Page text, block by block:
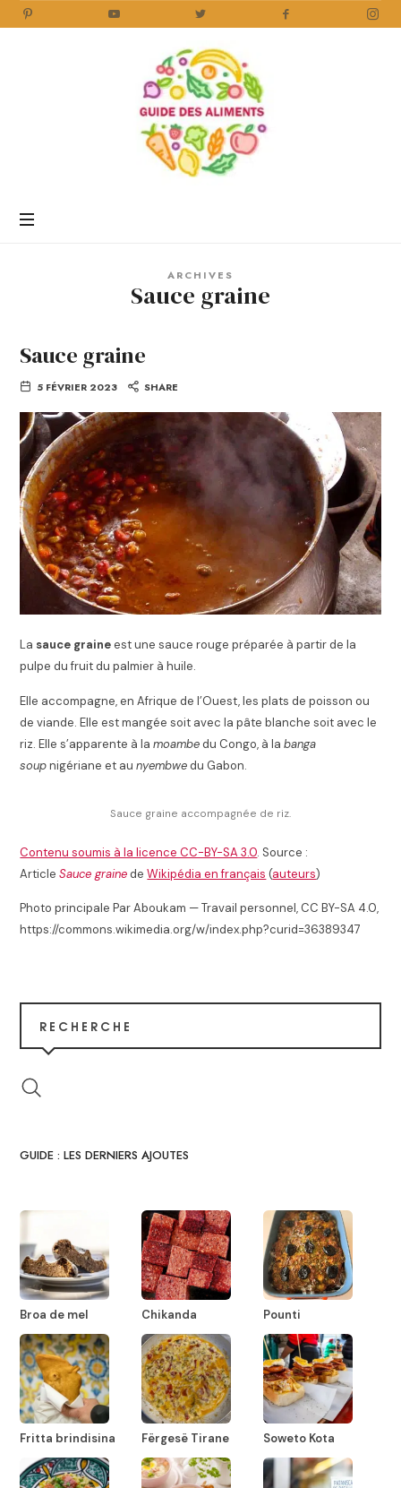
Aliments
ARCHIVES
Sauce graine
Sauce graine
5 FÉVRIER 2023 SHARE
La sauce graineest une sauce rouge préparée à partir de la
pulpe du fruit du palmier à huile.
Elle accompagne, en Afrique de l’Ouest, les plats de poisson ou
de viande. Elle est mangée soit avec la pâte blanche soit avec le
riz. Elle s’apparente à lamoambedu Congo, à labanga
soupnigériane et aunyembwedu Gabon.
Sauce graine accompagnée de riz.
Contenu soumis à la licence CC-BY-SA 3.0. Source :
ArticleSauce grainedeWikipédia en français (auteurs)
Photo principale Par Aboukam — Travail personnel, CC BY-SA 4.0,
https://commons.wikimedia.org/w/index.php?curid=36389347
RECHERCHE
GUIDE : LES DERNIERS AJOUTES
Broa de mel Chikanda Pounti
Fritta brindisina Fërgesë Tirane Soweto Kota